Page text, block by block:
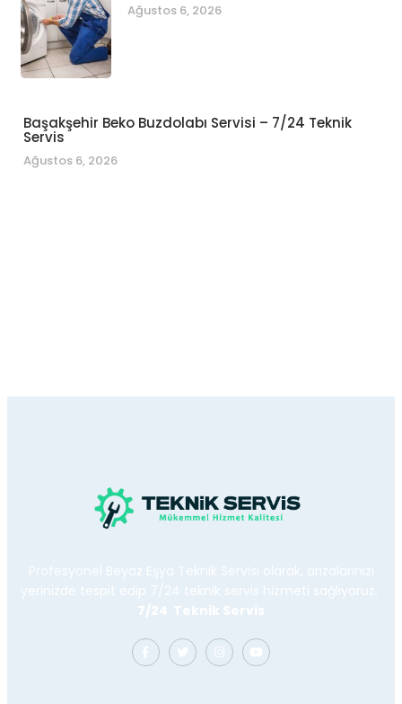
Ağustos 6, 2026
Başakşehir Beko Buzdolabı Servisi – 7/24 Teknik
Servis
Ağustos 6, 2026
Profesyonel Beyaz Eşya Teknik Servisi olarak, arızalarınızı
yerinizde tespit edip 7/24 teknik servis hizmeti sağlıyoruz.
7/24 Teknik Servis